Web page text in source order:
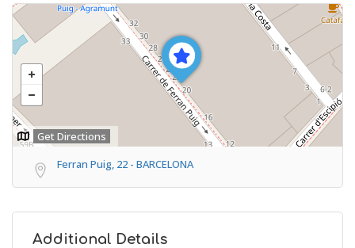
Get Directions
Ferran Puig, 22 - BARCELONA
Additional Details